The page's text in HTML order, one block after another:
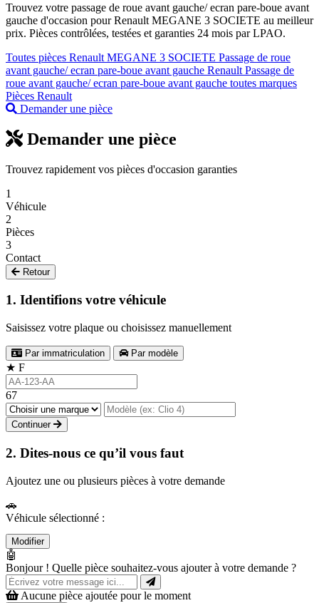
Trouvez votre passage de roue avant gauche/ ecran pare-boue avant
gauche d'occasion pour Renault MEGANE 3 SOCIETE au meilleur
prix. Pièces contrôlées, testées et garanties 24 mois par LPAO.
Toutes pièces Renault MEGANE 3 SOCIETE Passage de roue
avant gauche/ ecran pare-boue avant gauche Renault Passage de
roue avant gauche/ ecran pare-boue avant gauche toutes marques
Pièces Renault
Demander une pièce
Demander une pièce
Trouvez rapidement vos pièces d'occasion garanties
1
Véhicule
2
Pièces
3
Contact
Retour
1. Identifions votre véhicule
Saisissez votre plaque ou choisissez manuellement
Par immatriculation Par modèle
★ F
67
Continuer
2. Dites-nous ce qu’il vous faut
Ajoutez une ou plusieurs pièces à votre demande
🚗
Véhicule sélectionné :
Modifier
🤖
Bonjour ! Quelle pièce souhaitez-vous ajouter à votre demande ?
Aucune pièce ajoutée pour le moment